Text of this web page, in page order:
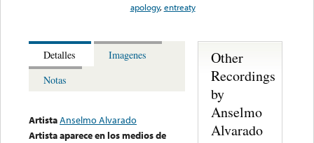
apology,entreaty
Detalles
Imagenes
Notas
ArtistaAnselmo Alvarado
Artista aparece en los medios de
Other
Recordings
by
Anselmo
Alvarado